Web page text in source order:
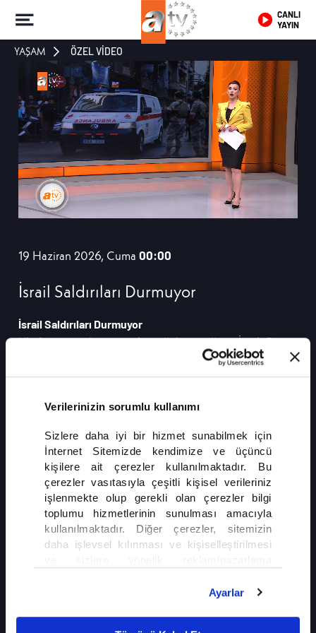
Verilerinizin sorumlu kullanımı
Sizlere daha iyi bir hizmet sunabilmek için
İnternet Sitemizde kendimize ve üçüncü
kişilere ait çerezler kullanılmaktadır. Bu
çerezler vasıtasıyla çeşitli kişisel verileriniz
işlenmekte olup gerekli olan çerezler bilgi
toplumu hizmetlerinin sunulması amacıyla
kullanılmaktadır. Diğer çerezler, sitemizin
daha işlevsel kılınması ve kişiselleştirilmesi
olarak açık rızanız dahilinde kullanılacaktır.
Ayarlar
CANLI
YAYIN
YAŞAM ÖZEL VİDEO
19 Haziran 2026, Cuma 00:00
İsrail Saldırıları Durmuyor
İsrail Saldırıları Durmuyor
Uluslararası toplumun ateşkes çağrılarına rağmen İsrail, Gazze
ve Lübnan'a yönelik saldırılarını hız kesmeden sürdürüyor.
İsrail saldırılarında ölü ve yaralı sayısındaki bilanço her geçen
İLGİNİZİ ÇEKEBİLİR